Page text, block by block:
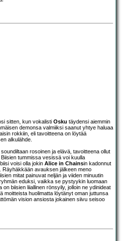
sitten, kun vokalisti Osku täydensi aiemmin
demonsa valmiiksi saanut yhtye haluaa
rokkiin, eli tavoitteena on löytää
alkulähde.
rosoinen ja elävä, tavoitteena ollut
tummissa vesissä voi kuulla
voisi olla jokin Alice in Chainsin kadonnut
Räyhäkkään avauksen jälkeen meno
mitat painuvat neljän ja viiden minuutin
eduksi, vaikka se pystyykin luomaan
on biisien liiallinen rönsyily, jolloin ne ydinideat
moitteista huolimatta löytänyt oman juttunsa
vision ansiosta jokainen siivu seisoo